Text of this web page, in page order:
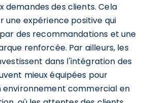
demandes des clients. Cela
une expérience positive qui
des recommandations et une
renforcée. Par ailleurs, les
dans l'intégration des
mieux équipées pour
environnement commercial en